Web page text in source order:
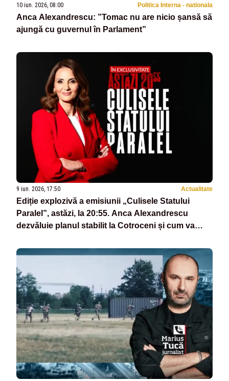
10 iun. 2026, 08:00 Politica Interna - nationala
Anca Alexandrescu: ”Tomac nu are nicio șansă să
ajungă cu guvernul în Parlament”
9 iun. 2026, 17:50 Actualitate
Ediție explozivă a emisiunii „Culisele Statului
Paralel”, astăzi, la 20:55. Anca Alexandrescu
dezvăluie planul stabilit la Cotroceni și cum va